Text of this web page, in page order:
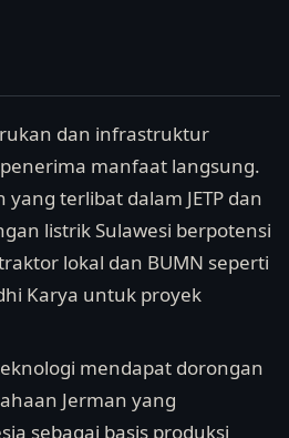
dan infrastruktur
manfaat langsung.
terlibat dalam JETP dan
listrik Sulawesi berpotensi
lokal dan BUMN seperti
Karya untuk proyek
mendapat dorongan
Jerman yang
sebagai basis produksi